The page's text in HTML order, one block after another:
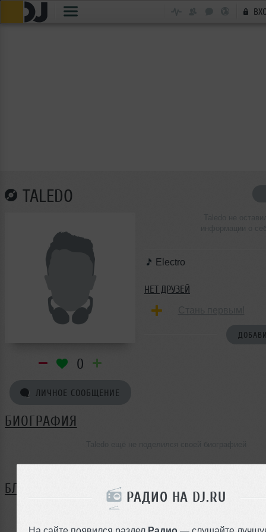
РАДИО НА DJ.RU
На сайте появился раздел Радио — слушайте
TALEDO
0
ЛИЧНОЕ СООБЩЕНИЕ
Electro
НЕТ ДРУЗЕЙ
БИОГРАФИЯ
БЛОГ